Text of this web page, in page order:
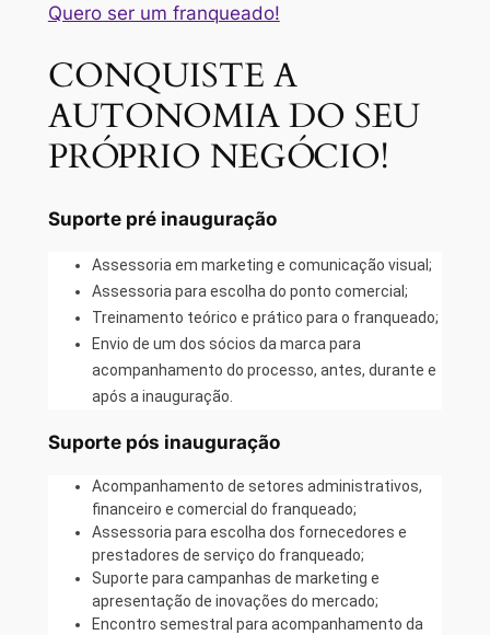
Quero ser um franqueado!
CONQUISTE A
AUTONOMIA DO SEU
PRÓPRIO NEGÓCIO!
Suporte pré inauguração
Assessoria em marketing e comunicação visual;
Assessoria para escolha do ponto comercial;
Treinamento teórico e prático para o franqueado;
Envio de um dos sócios da marca para
acompanhamento do processo, antes, durante e
após a inauguração.
Suporte pós inauguração
Acompanhamento de setores administrativos,
financeiro e comercial do franqueado;
Assessoria para escolha dos fornecedores e
prestadores de serviço do franqueado;
Suporte para campanhas de marketing e
apresentação de inovações do mercado;
Encontro semestral para acompanhamento da